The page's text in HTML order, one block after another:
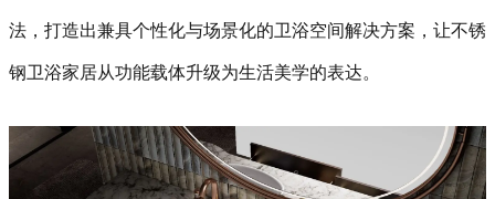
法，打造出兼具个性化与场景化的卫浴空间解决方案，让不锈
钢卫浴家居从功能载体升级为生活美学的表达。